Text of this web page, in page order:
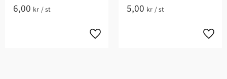
6,00 kr /st 5,00 kr /st